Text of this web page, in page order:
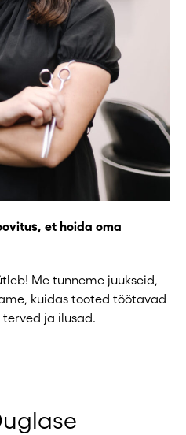
et hoida oma
Me tunneme juukseid,
kuidas tooted töötavad
terved ja ilusad.